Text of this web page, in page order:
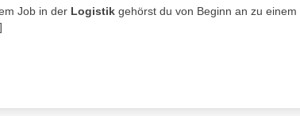
Job in der Logistik gehörst du von Beginn an zu einem
]